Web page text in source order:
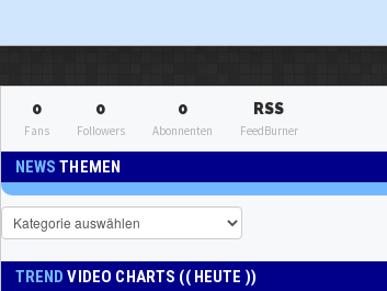
0
Fans
0
Followers
0
Abonnenten
RSS
FeedBurner
NEWSTHEMEN
News
Themen
TRENDVIDEO CHARTS (( HEUTE ))